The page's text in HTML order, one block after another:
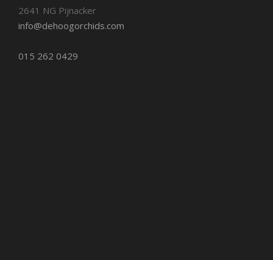
2641 NG Pijnacker
info@dehoogorchids.com
015 262 0429